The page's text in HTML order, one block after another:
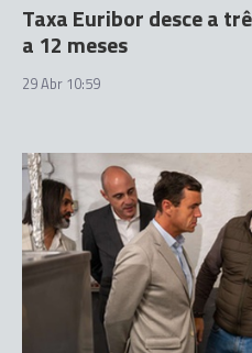
Taxa Euribor desce a
a 12 meses
29 Abr 10:59